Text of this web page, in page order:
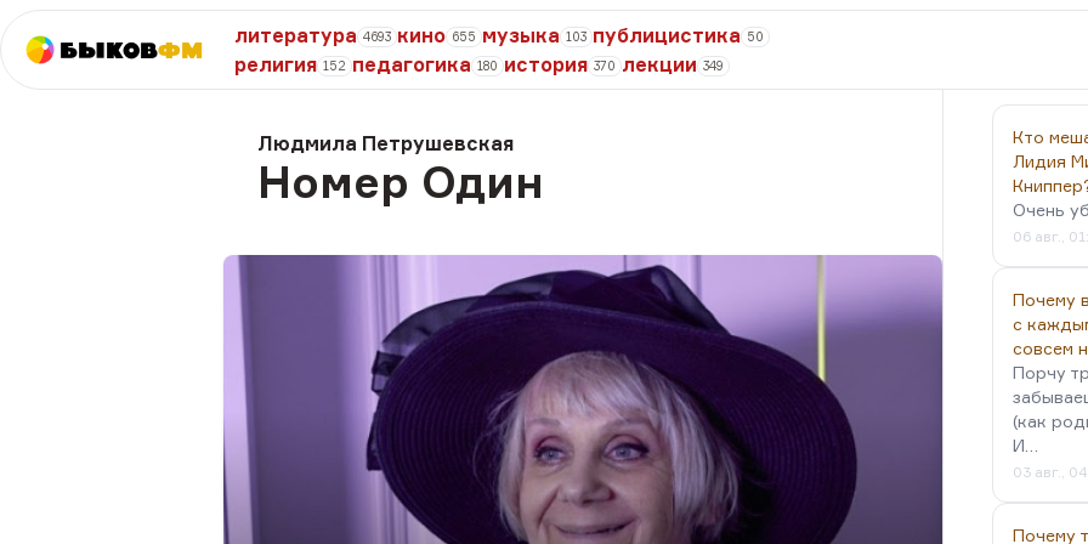
БыковФМ
литература 4693 кино 655 музыка 103 публицистика 50
религия 152 педагогика 180 история 370 лекции 349
Людмила Петрушевская
Номер Один
Кто
Лидия
Очень
06 авг.,
Почему
с
совсем
Порчу
(как
И…
03 авг.,
Почему